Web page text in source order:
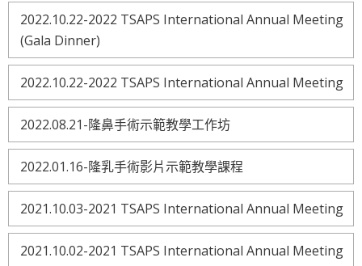
2022.10.22-2022 TSAPS International Annual Meeting
(Gala Dinner)
2022.10.22-2022 TSAPS International Annual Meeting
2022.08.21-隆鼻手術示範教學工作坊
2022.01.16-隆乳手術影片示範教學課程
2021.10.03-2021 TSAPS International Annual Meeting
2021.10.02-2021 TSAPS International Annual Meeting